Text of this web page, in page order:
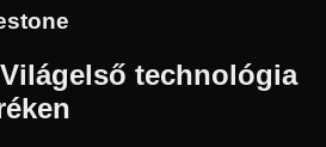
technológia